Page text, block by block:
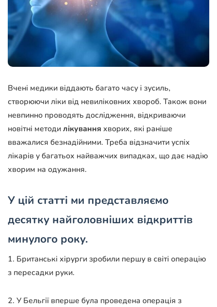
Вчені медики віддають багато часу і зусиль,
створюючи ліки від невиліковних хвороб. Також вони
невпинно проводять дослідження, відкриваючи
новітні методилікування хворих, які раніше
вважалися безнадійними. Треба відзначити успіх
лікарів у багатьох найважчих випадках, що дає надію
хворим на одужання.
У цій статті ми представляємо
десятку найголовніших відкриттів
минулого року.
1. Британські хірурги зробили першу в світі операцію
з пересадки руки.
2. У Бельгії вперше була проведена операція з